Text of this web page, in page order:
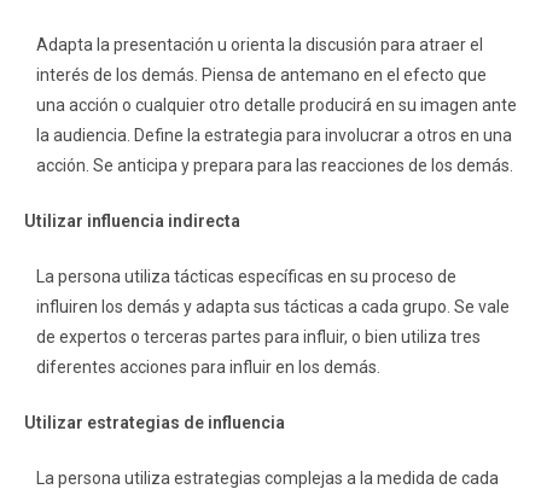
Adapta la presentación u orienta la discusión para atraer el
interés de los demás. Piensa de antemano en el efecto que
una acción o cualquier otro detalle producirá en su imagen ante
la audiencia. Define la estrategia para involucrar a otros en una
acción. Se anticipa y prepara para las reacciones de los demás.
Utilizar influencia indirecta
La persona utiliza tácticas específicas en su proceso de
influiren los demás y adapta sus tácticas a cada grupo. Se vale
de expertos o terceras partes para influir, o bien utiliza tres
diferentes acciones para influir en los demás.
Utilizar estrategias de influencia
La persona utiliza estrategias complejas a la medida de cada